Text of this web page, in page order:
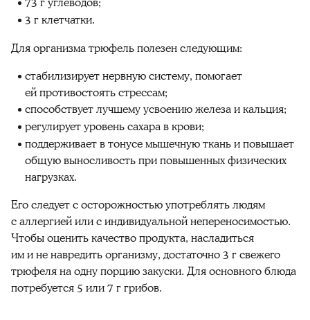
3 г клетчатки.
Для организма трюфель полезен следующим:
стабилизирует нервную систему, помогает
ей противостоять стрессам;
способствует лучшему усвоению железа и кальция;
регулирует уровень сахара в крови;
поддерживает в тонусе мышечную ткань и повышает
общую выносливость при повышенных физических
нагрузках.
Его следует с осторожностью употреблять людям
с аллергией или с индивидуальной непереносимостью.
Чтобы оценить качество продукта, насладиться
им и не навредить организму, достаточно 3 г свежего
трюфеля на одну порцию закуски. Для основного блюда
потребуется 5 или 7 г грибов.